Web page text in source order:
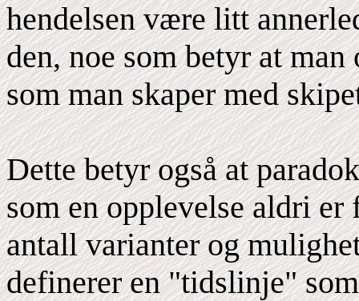
hendelsen være litt
den, noe som betyr at
som man skaper med
Dette betyr også at
som en opplevelse aldri
antall varianter og
definerer en "tidslinje"